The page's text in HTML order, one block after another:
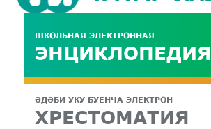
ШКОЛЬНАЯ ЭЛЕКТРОННАЯ
ЭНЦИКЛОПЕДИЯ
ӘДӘБИ УКУ БУЕНЧА ЭЛЕКТРОН
ХРЕСТОМАТИЯ